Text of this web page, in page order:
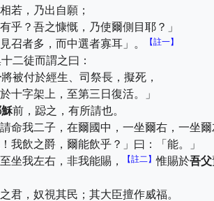
若，乃出自願；
乎？吾之慷慨，乃使爾側目耶？」
召者多，而中選者寡耳」。 【註一】
二徒而謂之曰：
將被付於經生、司祭長，擬死，
十字架上，至第三日復活。」
前，跽之，有所請也。
命我二子，在爾國中，一坐爾右，一坐爾
我飲之爵，爾能飲乎？」曰：「能。」
坐我左右，非我能賜， 【註二】惟賜於吾父
君，奴視其民；其大臣擅作威福。